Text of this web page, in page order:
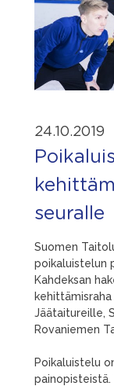
24.10.2019
seuralle
Suomen
poikaluistelun
Kahdeksan
Jäätaitureille,
Rovaniemen
Poikaluistelu
painopisteistä.